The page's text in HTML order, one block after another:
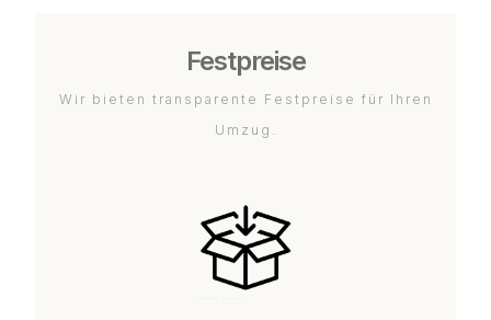
Festpreise
Wir bieten transparente Festpreise für Ihren
Umzug.